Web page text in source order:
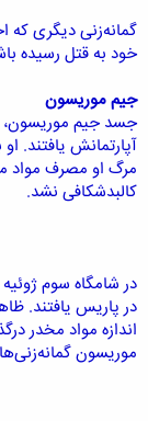
گمانه‌زنی دیگری
خود به قتل رسیده
جیم موریسون
مرگ او مصرف مواد
کالبدشکافی نشد.
در پاریس یافتند.
اندازه مواد مخدر
موریسون